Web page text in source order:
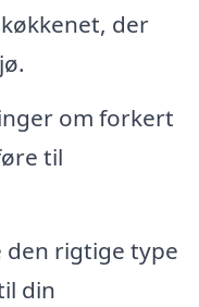
der
om forkert
til
rigtige type
din